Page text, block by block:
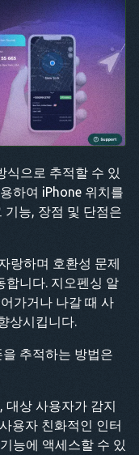
식으로 추적할 수 있
하여 iPhone 위치를
기능, 장점 및 단점은
랑하며 호환성 문제
니다. 지오펜싱 알
가거나 나갈 때 사
상시킵니다.
추적하는 방법은
대상 사용자가 감지
용자 친화적인 인터
능에 액세스할 수 있